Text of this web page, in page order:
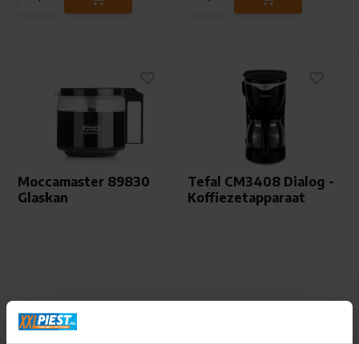
Moccamaster 89830
Glaskan
Direct beschikbaar
Tefal CM3408 Dialog -
Koffiezetapparaat